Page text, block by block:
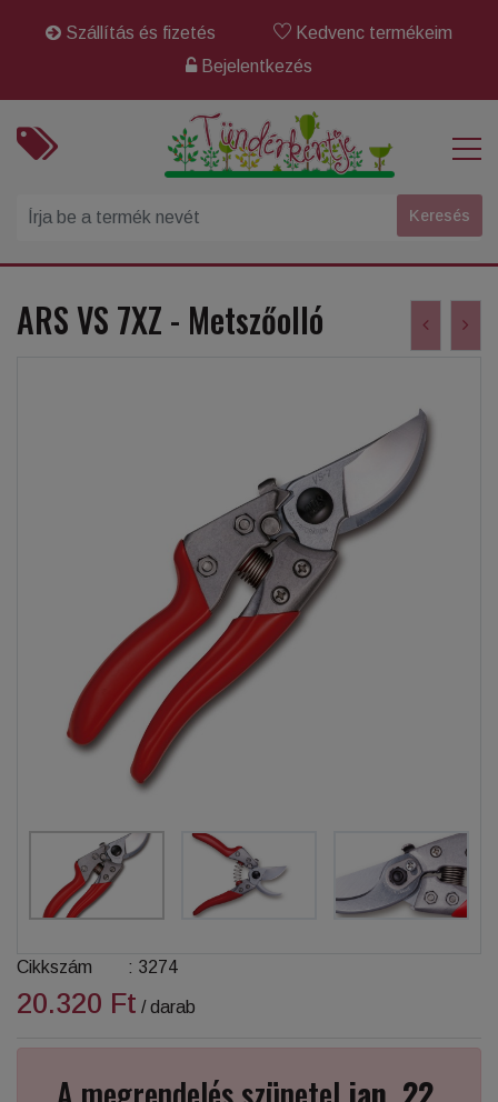
Szállítás és fizetés
Kedvenc termékeim
Bejelentkezés
ARS VS 7XZ - Metszőolló
Cikkszám : 3274
20.320 Ft / darab